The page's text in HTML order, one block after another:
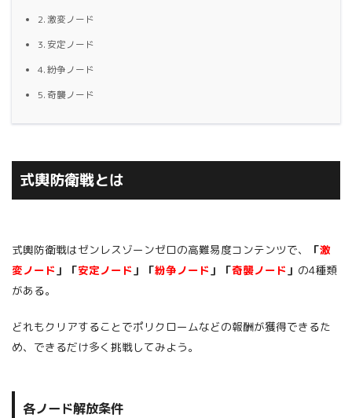
激変ノード
安定ノード
紛争ノード
奇襲ノード
式輿防衛戦とは
式輿防衛戦はゼンレスゾーンゼロの高難易度コンテンツで、 「激
変ノード 」「安定ノード 」「紛争ノード 」「奇襲ノード 」 の4種類
がある。
どれもクリアすることでポリクロームなどの報酬が獲得できるた
め、できるだけ多く挑戦してみよう。
各ノード解放条件